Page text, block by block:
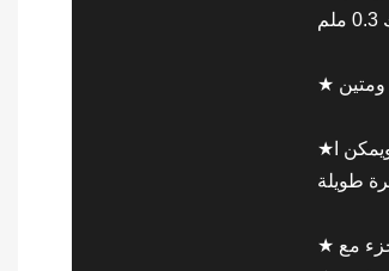
ومتين
★المنتج ذو هيكل محكم، وصلابة قوية، ومقاوم جيد للتآكل والتآكل، ويمكن ا